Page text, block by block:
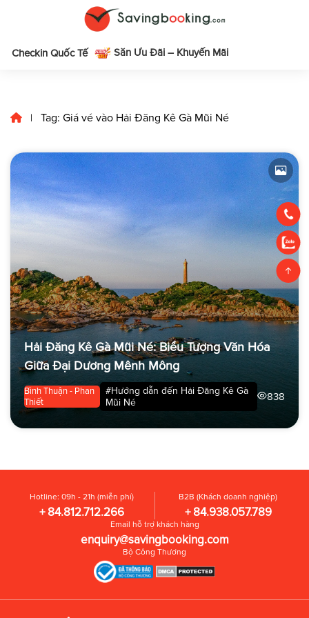
Checkin Quốc Tế Săn Ưu Đãi – Khuyến Mãi
| Tag: Giá vé vào Hải Đăng Kê Gà Mũi Né
Hải Đăng Kê Gà Mũi Né: Biểu Tượng Văn Hóa
Giữa Đại Dương Mênh Mông
Bình Thuận - Phan
Thiết
#Hướng dẫn đến Hải Đăng Kê Gà
Mũi Né
838
Hotline: 09h - 21h (miễn phí)
+ 84.812.712.266
B2B (Khách doanh nghiệp)
+ 84.938.057.789
Email hỗ trợ khách hàng
enquiry@savingbooking.com
Bộ Công Thương